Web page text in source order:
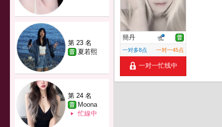
第 23 名
夏若熙
第 24 名
Moona
忙線中
簡丹
一对多8点 一对一45点
一对一忙线中